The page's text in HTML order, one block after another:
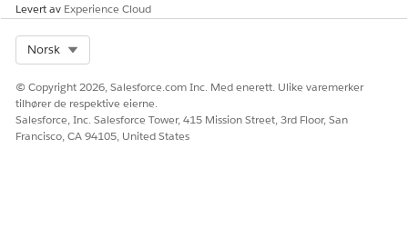
Levert av Experience Cloud
Norsk
© Copyright 2026, Salesforce.com Inc. Med enerett. Ulike varemerker
tilhører de respektive eierne.
Salesforce, Inc. Salesforce Tower, 415 Mission Street, 3rd Floor, San
Francisco, CA 94105, United States